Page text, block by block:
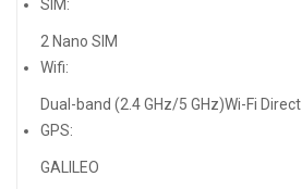
SIM:
2 Nano SIM
Wifi:
Dual-band (2.4 GHz/5 GHz)Wi-Fi Direct
GPS:
GALILEO